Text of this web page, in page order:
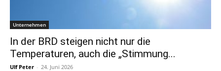
Unternehmen
In der BRD steigen nicht nur die
Temperaturen, auch die „Stimmung...
Ulf Peter - 24. Juni 2026